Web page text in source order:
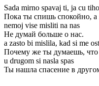
Sada mirno spavaj ti, ja cu
Пока ты спишь спокойно, а
nemoj vise misliti na nas
Не думай больше о нас.
a zasto bi mislila, kad si me
Почему же ты думаешь, что
u drugom si nasla spas
Ты нашла спасение в